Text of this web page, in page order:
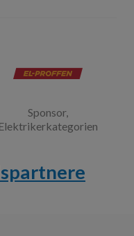
Sponsor,
Elektrikerkategorien